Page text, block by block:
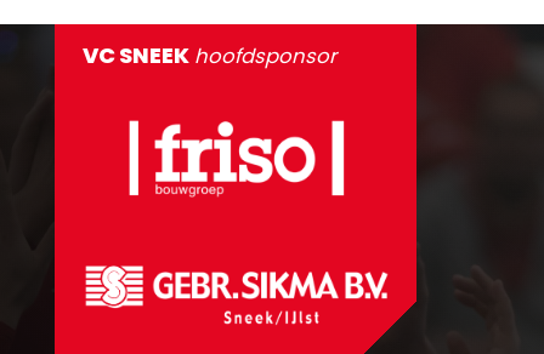
VC SNEEK hoofdsponsor